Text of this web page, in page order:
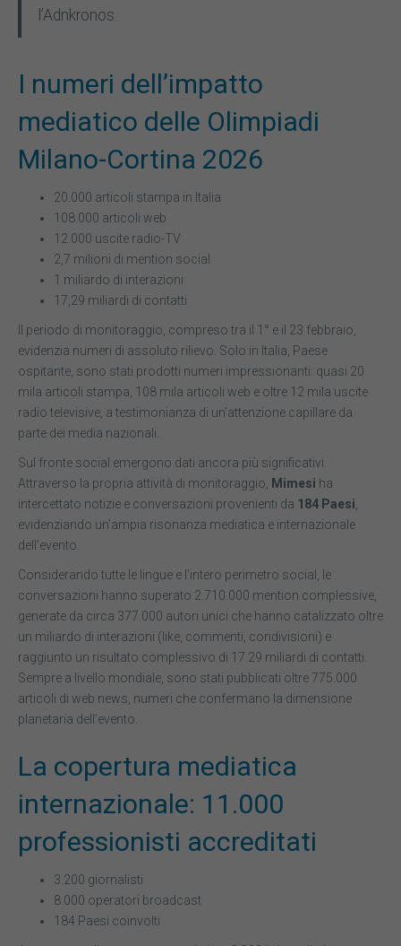
l’Adnkronos.
I numeri dell’impatto
mediatico delle Olimpiadi
Milano-Cortina 2026
20.000 articoli stampa in Italia
108.000 articoli web
12.000 uscite radio-TV
2,7 milioni di mention social
1 miliardo di interazioni
17,29 miliardi di contatti
Il periodo di monitoraggio, compreso tra il 1° e il 23 febbraio,
evidenzia numeri di assoluto rilievo. Solo in Italia, Paese
ospitante, sono stati prodotti numeri impressionanti: quasi 20
mila articoli stampa, 108 mila articoli web e oltre 12 mila uscite
radio televisive, a testimonianza di un’attenzione capillare da
parte dei media nazionali.
Sul fronte social emergono dati ancora più significativi.
Attraverso la propria attività di monitoraggio,
Mimesi ha
intercettato notizie e conversazioni provenienti da 184 Paesi
evidenziando un’ampia risonanza mediatica e internazionale
dell’evento.
Considerando tutte le lingue e l’intero perimetro social, le
conversazioni hanno superato 2.710.000 mention complessive,
generate da circa 377.000 autori unici che hanno catalizzato oltre
un miliardo di interazioni (like, commenti, condivisioni) e
raggiunto un risultato complessivo di 17.29 miliardi di contatti.
Sempre a livello mondiale, sono stati pubblicati oltre 775.000
articoli di web news, numeri che confermano la dimensione
planetaria dell’evento.
La copertura mediatica
internazionale: 11.000
professionisti accreditati
3.200 giornalisti
8.000 operatori broadcast
184 Paesi coinvolti